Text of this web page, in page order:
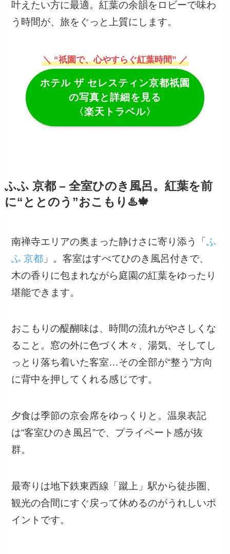
叶えたい方に最適。紅葉の余韻をロビーで味わ
う時間が、旅をぐっと上質にします。
＼ “祇園で、心やすらぐ紅葉時間” ／
ホテル ザ セレスティン京都祇園
の写真と詳細を見る
〈楽天トラベル〉
ふふ 京都 – 全室ひのき風呂。紅葉を前
に“ととのう”おこもり♨️🍁
南禅寺エリアの奥まった静けさに寄り添う「ふ
ふ 京都 」。客室はすべてひのき風呂付きで、
木の香りに包まれながら庭園の紅葉をゆったり
堪能できます。
おこもりの醍醐味は、時間の流れがやさしくな
ること。窓の外に色づく木々、湯気、そしてし
っとり落ち着いた客室…その全部が“整う”方向
に背中を押してくれる感じです。
夕食は季節の京会席をゆっくりと。温泉表記
は“客室ひのき風呂”で、プライベート感が抜
群。
最寄りは地下鉄東西線「蹴上」駅から徒歩圏、
観光の合間にすぐ戻って休めるのがうれしいポ
イントです。